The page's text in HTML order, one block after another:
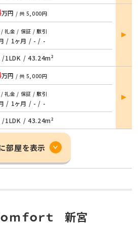
万円 / 共 5,000円
/ 礼金 / 保証 / 敷引
/ 1ヶ月 / - / -
/1LDK / 43.24m²
部屋
詳細
万円 / 共 5,000円
/ 礼金 / 保証 / 敷引
/ 1ヶ月 / - / -
/1LDK / 43.24m²
部屋
詳細
部屋を表示
ｍｆｏｒｔ 新宮